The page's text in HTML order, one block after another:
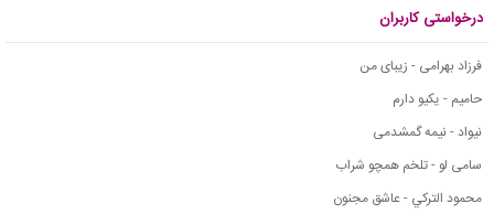
درخواستی کاربران
فرزاد بهرامی - زیبای من
حامیم - یکیو دارم
نیواد - نیمه گمشدمی
سامی لو - تلخم همچو شراب
محمود التركي - عاشق مجنون